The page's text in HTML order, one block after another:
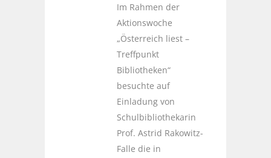
Im Rahmen der
Aktionswoche
„Österreich liest –
Treffpunkt
Bibliotheken“
besuchte auf
Einladung von
Schulbibliothekarin
Prof. Astrid Rakowitz-
Falle die in